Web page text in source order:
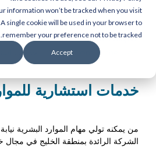
information won’t be tracked when you visit
single cookie will be used in your browser to
remember your preference not to be tracked.
Accept
معلومات عنا>خدمات>
Staffing
Solutions in the UAE> خدمات
خدمات استشارية
من يمكنه تولي مهام الموارد البشرية
الشركة الرائدة بمنطقة الخليج في مجال